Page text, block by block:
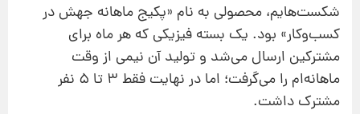
شکست‌هایم، محصولی به نام «پکیج ماهانه جهش در
کسب‌وکار» بود. یک بسته فیزیکی که هر ماه برای
مشترکین ارسال می‌شد و تولید آن نیمی از وقت
ماهانه‌ام را می‌گرفت؛ اما در نهایت فقط ۳ تا ۵ نفر
مشترک داشت.